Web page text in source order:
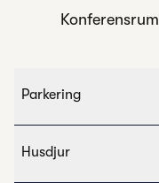
Konferensrum
Parkering
Husdjur